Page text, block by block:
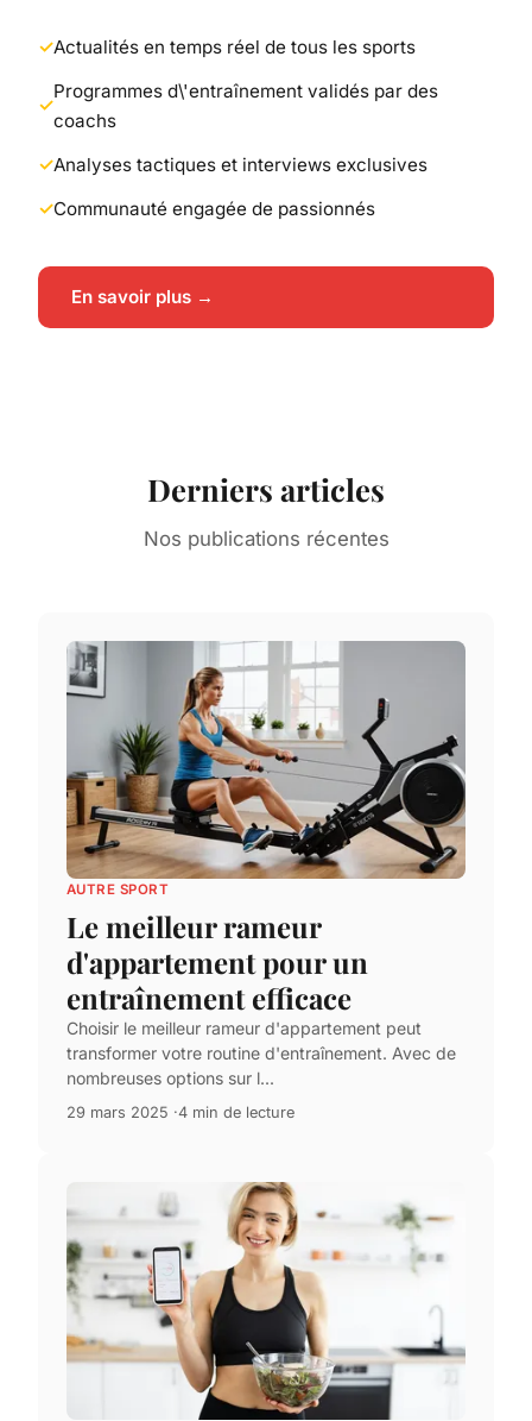
Actualités en temps réel de tous les sports
Programmes d\'entraînement validés par des
coachs
Analyses tactiques et interviews exclusives
Communauté engagée de passionnés
En savoir plus →
Derniers articles
Nos publications récentes
AUTRE SPORT
Le meilleur rameur
d'appartement pour un
entraînement efficace
Choisir le meilleur rameur d'appartement peut
transformer votre routine d'entraînement. Avec de
nombreuses options sur l...
29 mars 2025 4 min de lecture